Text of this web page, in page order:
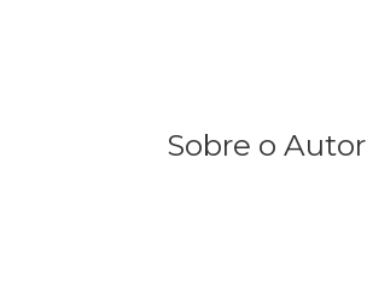
Sobre o Autor